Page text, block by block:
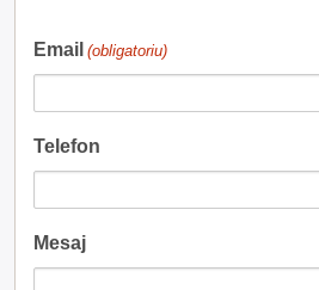
Email (obligatoriu)
Telefon
Mesaj